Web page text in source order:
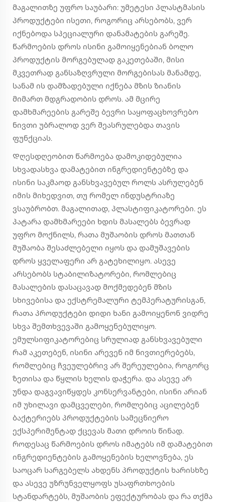
მაგალითზე უფრო საუბარი: უმეტესი პლასტმასის
პროდუქტები ისეთი, როგორიც არსებობს, ვერ
იქნებოდა სპეციალური დანამატების გარეშე.
წარმოების დროს ისინი გამოიყენებიან ბოლო
პროდუქტის მორგებულად გაკეთებაში, მისი
მკვეთრად განსაზღვრული მორგებისას მანამდე,
სანამ ის დამზადებული იქნება მზის ზიანის
მიმართ მდგრადობის დროს. ამ მცირე
დამხმარეების გარეშე ბევრი საყოფაცხოვრებო
ნივთი უბრალოდ ვერ შეასრულებდა თავის
ფუნქციას.
Დღესდღეობით წარმოება დამოკიდებულია
სხვადასხვა დამატებით ინგრედიენტებზე და
ისინი საკმაოდ განსხვავებულ როლს ასრულებენ
იმის მიხედვით, თუ რომელ ინდუსტრიაზე
ვსაუბრობთ. მაგალითად, პლასტიფიკატორები. ეს
პატარა დამხმარეები ხდის მასალებს ბევრად
უფრო მოქნილს, რათა მუშაობის დროს მათთან
მუშაობა შესაძლებელი იყოს და დამუშავების
დროს ყველაფერი არ გატეხილიყო. ასევე
არსებობს სტაბილიზატორები, რომლებიც
მასალების დასაცავად მოქმედებენ მზის
სხივებისა და ექსტრემალური ტემპერატურისგან,
რათა პროდუქტები დიდი ხანი გამოიყენონ ვიდრე
სხვა შემთხვევაში გამოყენებულიყო.
ემულსიფიკატორებიც სრულიად განსხვავებული
რამ აკეთებენ, ისინი არევენ იმ ნივთიერებებს,
რომლებიც ჩვეულებრივ არ შერეულებია, როგორც
ზეთისა და წყლის ხელის დაჭერა. და ასევე არ
უნდა დაგვავიწყდეს კონსერვანტები, ისინი არიან
იმ უხილავი დამცველები, რომლებიც აცილებენ
ბაქტერიებს პროდუქტების სამეცნიერო
ექსპერიმენტად ქცევას მათი დროის წინად.
როდესაც წარმოების დროს იმატებს იმ დამატებით
ინგრედიენტების გამოყენების ხელოვნება, ეს
საოცარ სარგებელს ახდენს პროდუქტის ხარისხზე
და ასევე უზრუნველყოფს უსაფრთხოების
სტანდარტებს, მუშაობის ეფექტურობას და რა თქმა